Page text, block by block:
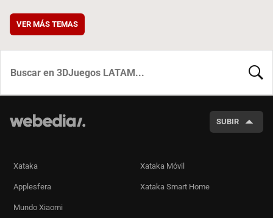
VER MÁS TEMAS
SUBIR
Xataka Xataka Móvil
Applesfera Xataka Smart Home
Mundo Xiaomi